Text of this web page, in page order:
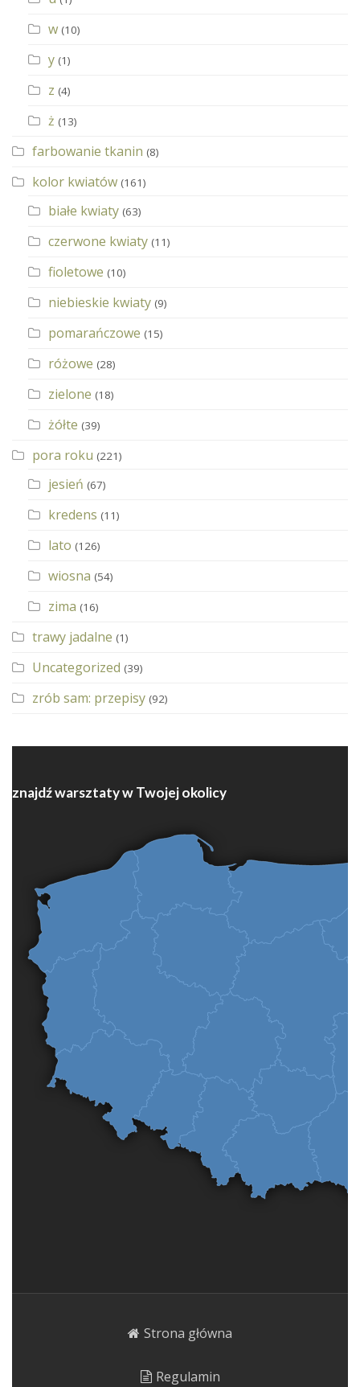
w (10)
y (1)
z (4)
ż (13)
farbowanie tkanin (8)
kolor kwiatów (161)
białe kwiaty (63)
czerwone kwiaty (11)
fioletowe (10)
niebieskie kwiaty (9)
pomarańczowe (15)
różowe (28)
zielone (18)
żółte (39)
pora roku (221)
jesień (67)
kredens (11)
lato (126)
wiosna (54)
zima (16)
trawy jadalne (1)
Uncategorized (39)
zrób sam: przepisy (92)
znajdź warsztaty w Twojej okolicy
Strona główna
Regulamin